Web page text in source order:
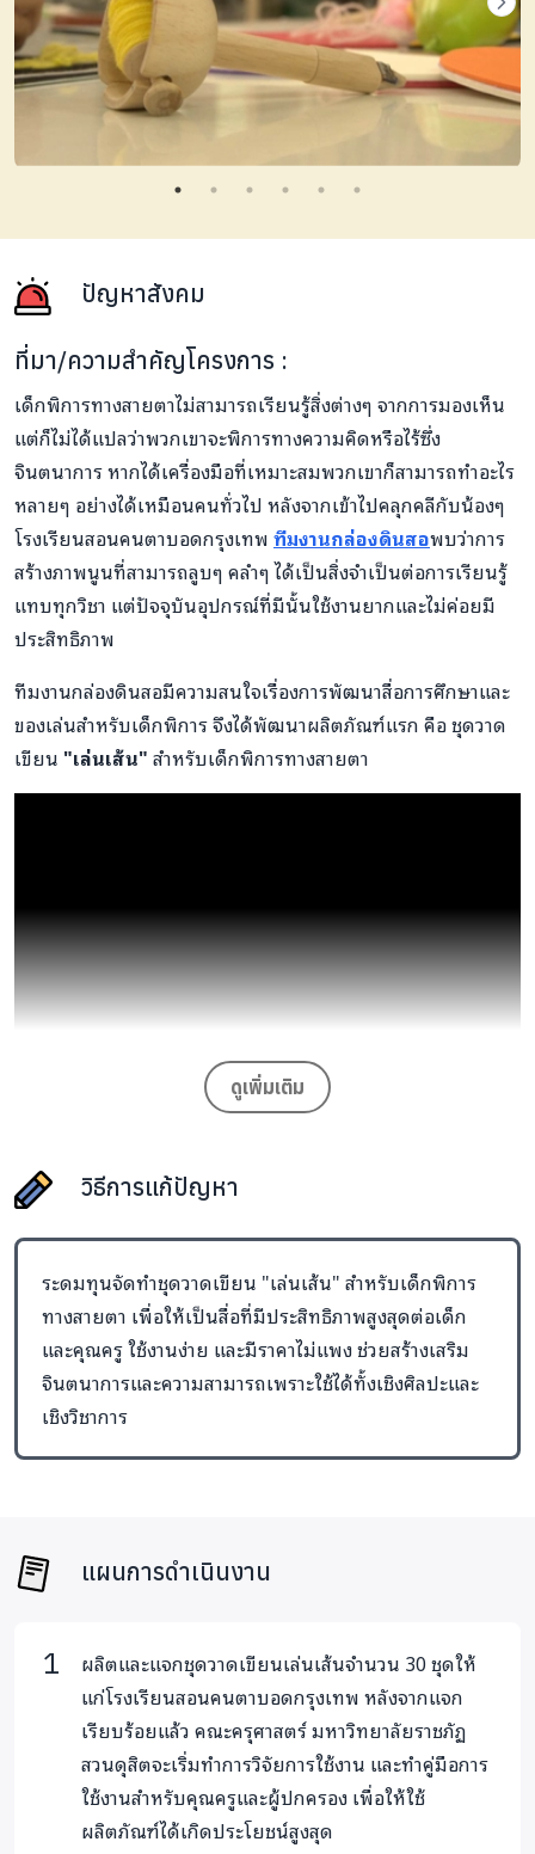
ปัญหาสังคม
ที่มา/ความสำคัญโครงการ :
เด็กพิการทางสายตาไม่สามารถเรียนรู้สิ่งต่างๆ จากการมองเห็น
แต่ก็ไม่ได้แปลว่าพวกเขาจะพิการทางความคิดหรือไร้ซึ่ง
จินตนาการ หากได้เครื่องมือที่เหมาะสมพวกเขาก็สามารถทำอะไร
หลายๆ อย่างได้เหมือนคนทั่วไป หลังจากเข้าไปคลุกคลีกับน้องๆ
โรงเรียนสอนคนตาบอดกรุงเทพทีมงานกล่องดินสอพบว่าการ
สร้างภาพนูนที่สามารถลูบๆ คลำๆ ได้เป็นสิ่งจำเป็นต่อการเรียนรู้
แทบทุกวิชา แต่ปัจจุบันอุปกรณ์ที่มีนั้นใช้งานยากและไม่ค่อยมี
ประสิทธิภาพ
ทีมงานกล่องดินสอมีความสนใจเรื่องการพัฒนาสื่อการศึกษาและ
ของเล่นสำหรับเด็กพิการ จึงได้พัฒนาผลิตภัณฑ์แรก คือ ชุดวาด
เขียน "เล่นเส้น"สำหรับเด็กพิการทางสายตา
ภายในชุดประกอบไปด้วยปากกาเล่นเส้น
ไม้ยางพารา ใช้เส้นไหมพรมแทนหมึก ปลายปากกามีตัวตัดไหม
ขัดฟันสำหรับตัดเส้นไหมพรมเมื่อวาดเสร็จ ต้องใช้คู่กับ
สมุดเล่น
เส้นซึ่งเป็นสมุดที่ติดด้วยแผ่น Velcro แบบใหม่ที่เรียกว่า Easy
Tape ซึ่งมีความเรียบเมื่อสัมผัสแต่สามารถเกาะเส้นไหมพรมได้ดี
ทำให้เมื่อใช้ปากกาเล่นเส้นวาดลงบนสมุดเล่นเส้นแล้วจะเกิดเป็น
เส้นนูนขึ้นจากไหมพรม ทำให้เด็กๆที่พิการทางสายตาใช้มือสัมผัส
ตามได้ขณะวาด
ผลิตภัณฑ์นี้เราร่วมพัฒนากับ
คุณครู ใช้งานง่าย และมีราคาไม่แพง
การนำชุดวาดเขียนเล่นเส้นไปใช้สามารถทำได้ 2 ทาง ได้แก่
การใช้งานเชิงศิลปะเป็นการทำให้เด็กพิการทางสายตา
สามารถวาดรูปได้ เสริมสร้างจินตนาการของเด็กๆ
การใช้งานเชิงวิชาการใช้ในการเรียนวิชาคณิตศาสตร์ เช่น
ดูเพิ่มเติม
วิธีการแก้ปัญหา
ระดมทุนจัดทำชุดวาดเขียน "เล่นเส้น" สำหรับเด็กพิการ
ทางสายตา เพื่อให้เป็นสื่อที่มีประสิทธิภาพสูงสุดต่อเด็ก
และคุณครู ใช้งานง่าย และมีราคาไม่แพง ช่วยสร้างเสริม
จินตนาการและความสามารถเพราะใช้ได้ทั้งเชิงศิลปะและ
เชิงวิชาการ
แผนการดำเนินงาน
ผลิตและแจกชุดวาดเขียนเล่นเส้นจำนวน 30 ชุดให้
แก่โรงเรียนสอนคนตาบอดกรุงเทพ หลังจากแจก
เรียบร้อยแล้ว คณะครุศาสตร์ มหาวิทยาลัยราชภัฏ
สวนดุสิตจะเริ่มทำการวิจัยการใช้งาน และทำคู่มือการ
ใช้งานสำหรับคุณครูและผู้ปกครอง เพื่อให้ใช้
ผลิตภัณฑ์ได้เกิดประโยชน์สูงสุด